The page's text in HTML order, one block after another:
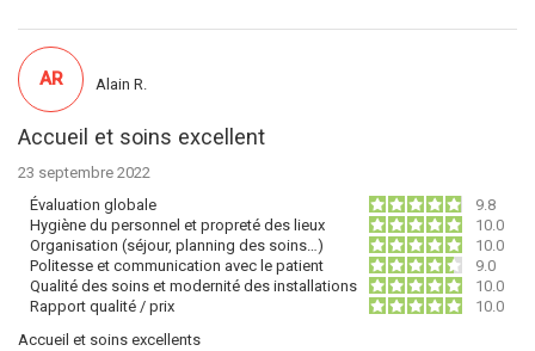
Accueil et soins excellent
23 septembre 2022
Évaluation globale
9.8
Hygiène du personnel et propreté des lieux
10.0
Organisation (séjour, planning des soins…)
10.0
Politesse et communication avec le patient
9.0
Qualité des soins et modernité des installations
10.0
Rapport qualité / prix
10.0
Accueil et soins excellents
AR Alain R.